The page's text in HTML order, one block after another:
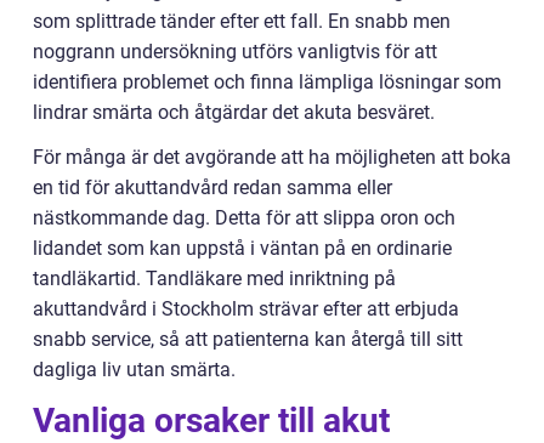
som splittrade tänder efter ett fall. En snabb men
noggrann undersökning utförs vanligtvis för att
identifiera problemet och finna lämpliga lösningar som
lindrar smärta och åtgärdar det akuta besväret.
För många är det avgörande att ha möjligheten att boka
en tid för akuttandvård redan samma eller
nästkommande dag. Detta för att slippa oron och
lidandet som kan uppstå i väntan på en ordinarie
tandläkartid. Tandläkare med inriktning på
akuttandvård i Stockholm strävar efter att erbjuda
snabb service, så att patienterna kan återgå till sitt
dagliga liv utan smärta.
Vanliga orsaker till akut